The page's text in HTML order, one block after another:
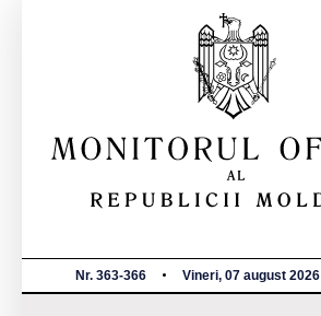
Nr. 363-366 Vineri, 07 august 2026